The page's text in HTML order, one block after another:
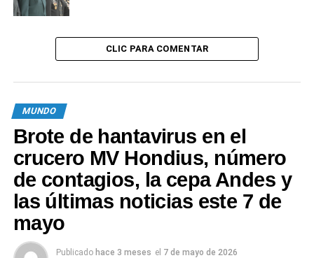
VOLODIMIR ZELENSKI
La Justicia de Perú investiga más de 600 casos
NO TE PIERDAS
El Papa Francisco condenó la violencia entre
israelíes y palestinos
CLIC PARA COMENTAR
MUNDO
Brote de hantavirus en el
crucero MV Hondius, número
de contagios, la cepa Andes y
las últimas noticias este 7 de
mayo
Publicado hace 3 meses el 7 de mayo de 2026